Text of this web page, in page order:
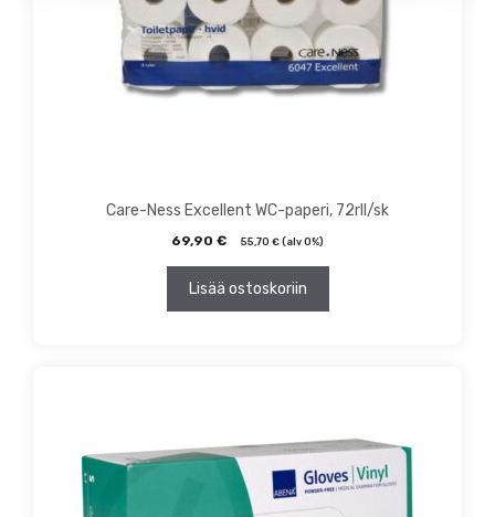
Care-Ness Excellent WC-paperi, 72rll/sk
69,90 € 55,70 € (alv 0%)
Lisää ostoskoriin
useampi
muunnelma.